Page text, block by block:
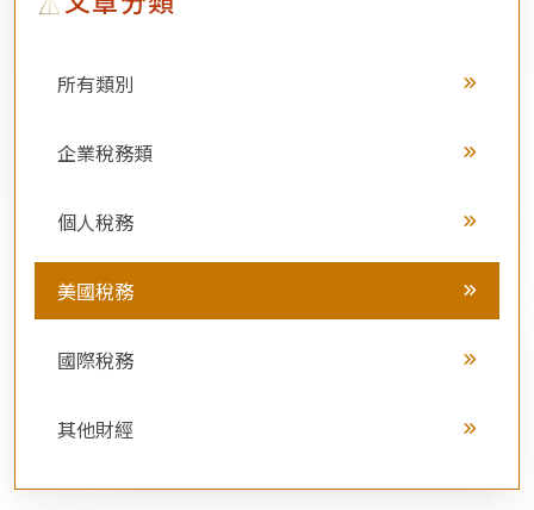
所有類別
企業稅務類
個人稅務
美國稅務
國際稅務
其他財經